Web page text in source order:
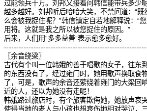
过能领兵十万。刘邦又接着问韩信能带兵多少
越多越好。刘邦听后哈哈大笑，不禁问道：“
么会被我捉住呢？”韩信镇定自若地解释说：“
用将。这就是我之所以被您捉住的原因。”
后来，人们用“多多益善”表示愈多愈好。
〖余音绕梁〗
古代有个叫一位韩娥的善于唱歌的女子，往东
的东西没有了，经过雍门时，她用歌声换取食
了，可是，歌声的余音还萦绕着雍门的大梁回
近的人，还以为她没有走呢！
韩娥路过旅店时，有个旅客欺侮她，她放声哀
使得当地的老人与小孩也想哀伤地相对哭泣，